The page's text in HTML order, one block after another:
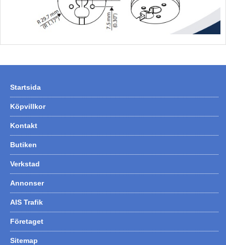
Startsida
Köpvillkor
Kontakt
Butiken
Verkstad
Annonser
AIS Trafik
Företaget
Sitemap